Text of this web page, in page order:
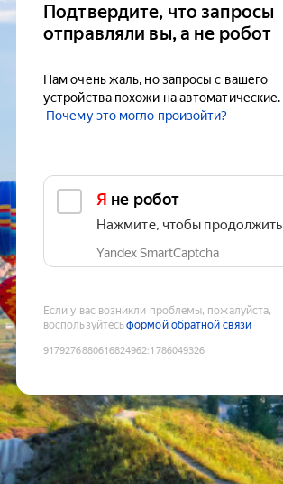
Подтвердите, что запросы
отправляли вы, а не робот
Нам очень жаль, но запросы с вашего
устройства похожи на автоматические.
Почему это могло произойти?
Я не робот
Нажмите, чтобы продолжить
Yandex SmartCaptcha
Если у вас возникли проблемы, пожалуйста,
воспользуйтесьформой обратной связи
9179276880616824962:1786049326